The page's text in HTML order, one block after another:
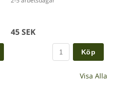
45 SEK
Köp
Visa Alla